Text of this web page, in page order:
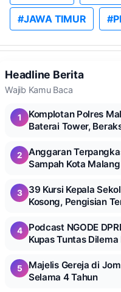
#JAWA TIMUR
Headline Berita
Wajib Kamu Baca
1
Komplotan Polres
Baterai Tower,
2
Anggaran
Sampah Kota
3
39 Kursi Kepala
Kosong, Pengisian
4
Podcast NGODE
Kupas Tuntas
5
Majelis Gereja di
Selama 4 Tahun